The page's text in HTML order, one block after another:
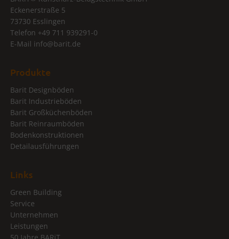
Eckenerstraße 5
73730 Esslingen
Telefon +49 711 939291-0
E-Mail info@barit.de
Produkte
Barit Designböden
Barit Industrieböden
Barit Großküchenböden
Barit Reinraumböden
Bodenkonstruktionen
Detailausführungen
Links
Green Building
Service
Unternehmen
Leistungen